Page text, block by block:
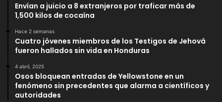
Envían a juicio a 8 extranjeros por traficar más de
1,500 kilos de cocaína
Hace 2 semanas
Cuatro jóvenes miembros de los Testigos de Jehová
fueron hallados sin vida en Honduras
4 abril, 2025
Osos bloquean entradas de Yellowstone en un
fenómeno sin precedentes que alarma a científicos y
autoridades